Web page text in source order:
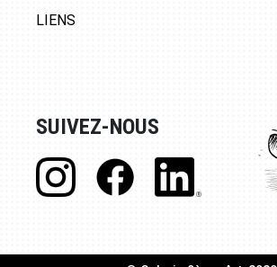
LIENS
SUIVEZ-NOUS